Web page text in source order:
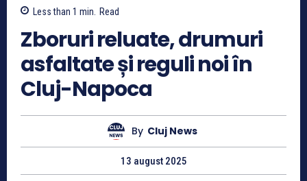
Less than 1 min. Read
Zboruri reluate, drumuri
asfaltate și reguli noi în
Cluj-Napoca
By Cluj News
13 august 2025